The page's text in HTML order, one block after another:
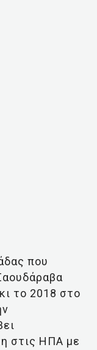
που
το 2018 στο
στις ΗΠΑ με